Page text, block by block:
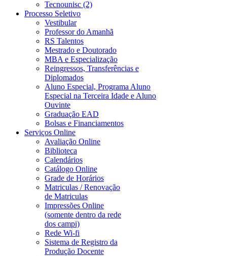
Tecnounisc (2)
Processo Seletivo
Vestibular
Professor do Amanhã
RS Talentos
Mestrado e Doutorado
MBA e Especialização
Reingressos, Transferências e
Diplomados
Aluno Especial, Programa Aluno
Especial na Terceira Idade e Aluno
Ouvinte
Graduação EAD
Bolsas e Financiamentos
Serviços Online
Avaliação Online
Biblioteca
Calendários
Catálogo Online
Grade de Horários
Matriculas / Renovação
de Matriculas
Impressões Online
(somente dentro da rede
dos campi)
Rede Wi-fi
Sistema de Registro da
Produção Docente